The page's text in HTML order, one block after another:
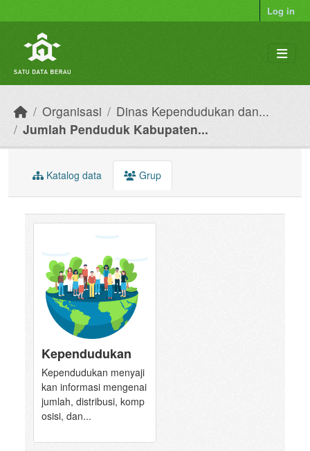
Log in
Organisasi
Dinas Kependudukan dan...
Jumlah Penduduk Kabupaten...
Katalog data Grup
Kependudukan
Kependudukan menyaji
kan informasi mengenai
jumlah, distribusi, komp
osisi, dan...